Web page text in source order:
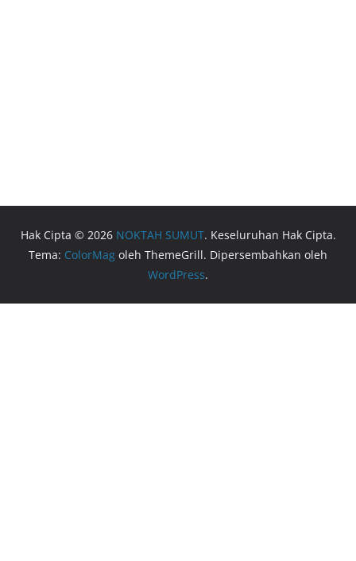
Hak Cipta © 2026 NOKTAH SUMUT. Keseluruhan Hak Cipta.
Tema: ColorMag oleh ThemeGrill. Dipersembahkan oleh
WordPress.